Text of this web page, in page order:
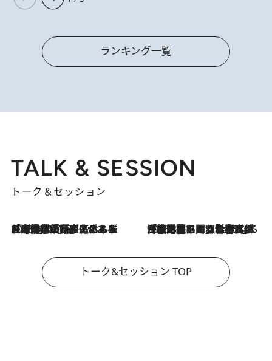
ランキング一覧
TALK & SESSION
トーク＆セッション
2026.8.3
「今後値上げがあるとすれば…」「リスクがあるのは今年の冬」エネルギー専門家が語る、ホルムズ海峡封鎖が家庭にもたらす“ある心配” 2026.8.3
「住宅建てられない…」「サーチャージ料の高値が続いている」ホルムズ海峡封鎖による影響はいつまで続く？《エネルギー専門家に聞く“どうなる日本の暮らし”》
トーク&セッション TOP